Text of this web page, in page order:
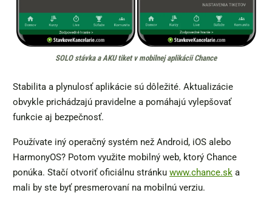
SOLO stávka a AKU tiket v mobilnej aplikácii Chance
Stabilita a plynulosť aplikácie sú dôležité. Aktualizácie
obvykle prichádzajú pravidelne a pomáhajú vylepšovať
funkcie aj bezpečnosť.
Používate iný operačný systém než Android, iOS alebo
HarmonyOS? Potom využite mobilný web, ktorý Chance
ponúka. Stačí otvoriť oficiálnu stránku www.chance.sk a
mali by ste byť presmerovaní na mobilnú verziu.